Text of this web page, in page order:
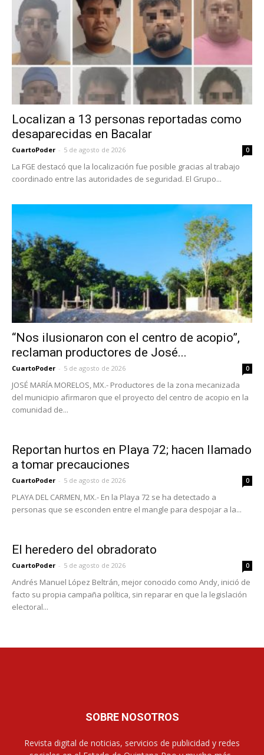
Localizan a 13 personas reportadas como
desaparecidas en Bacalar
CuartoPoder - 5 de agosto de 2026 0
La FGE destacó que la localización fue posible gracias al trabajo
coordinado entre las autoridades de seguridad. El Grupo...
“Nos ilusionaron con el centro de acopio”,
reclaman productores de José...
CuartoPoder - 5 de agosto de 2026 0
JOSÉ MARÍA MORELOS, MX.- Productores de la zona mecanizada
del municipio afirmaron que el proyecto del centro de acopio en la
comunidad de...
Reportan hurtos en Playa 72; hacen llamado
a tomar precauciones
CuartoPoder - 5 de agosto de 2026 0
PLAYA DEL CARMEN, MX.- En la Playa 72 se ha detectado a
personas que se esconden entre el mangle para despojar a la...
El heredero del obradorato
CuartoPoder - 5 de agosto de 2026 0
Andrés Manuel López Beltrán, mejor conocido como Andy, inició de
facto su propia campaña política, sin reparar en que la legislación
electoral...
SOBRE NOSOTROS
Revista digital de noticias, servicios de publicidad y redes